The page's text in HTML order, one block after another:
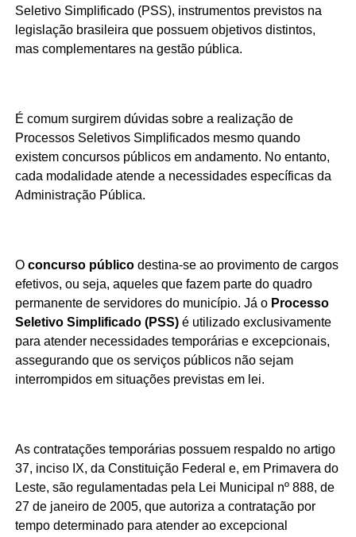
Seletivo Simplificado (PSS), instrumentos previstos na
legislação brasileira que possuem objetivos distintos,
mas complementares na gestão pública.
É comum surgirem dúvidas sobre a realização de
Processos Seletivos Simplificados mesmo quando
existem concursos públicos em andamento. No entanto,
cada modalidade atende a necessidades específicas da
Administração Pública.
O concurso públicodestina-se ao provimento de cargos
efetivos, ou seja, aqueles que fazem parte do quadro
permanente de servidores do município. Já o Processo
Seletivo Simplificado (PSS)é utilizado exclusivamente
para atender necessidades temporárias e excepcionais,
assegurando que os serviços públicos não sejam
interrompidos em situações previstas em lei.
As contratações temporárias possuem respaldo no artigo
37, inciso IX, da Constituição Federal e, em Primavera do
Leste, são regulamentadas pela Lei Municipal nº 888, de
27 de janeiro de 2005, que autoriza a contratação por
tempo determinado para atender ao excepcional